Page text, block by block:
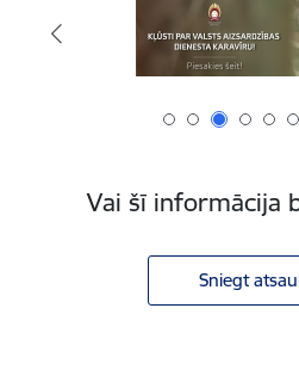
Vai šī informācija
Sniegt